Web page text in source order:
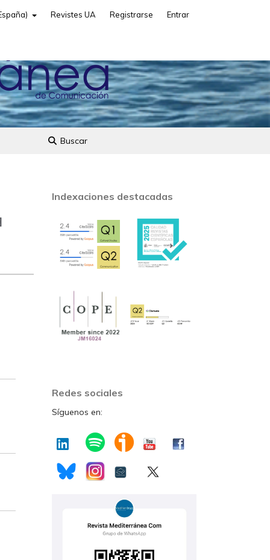
Buscar
Revistes UA Registrarse Entrar
Indexaciones destacadas
Redes sociales
Síguenos en: